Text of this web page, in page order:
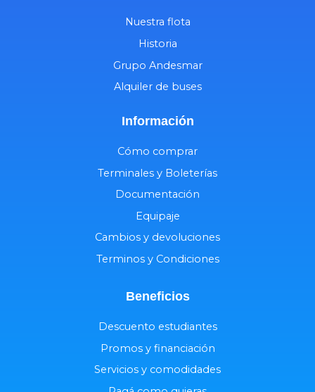
Nuestra flota
Historia
Grupo Andesmar
Alquiler de buses
Información
Cómo comprar
Terminales y Boleterías
Documentación
Equipaje
Cambios y devoluciones
Terminos y Condiciones
Beneficios
Descuento estudiantes
Promos y financiación
Servicios y comodidades